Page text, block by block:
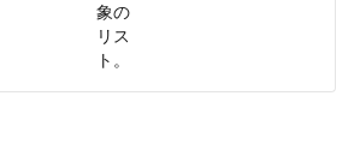
象の
リス
ト。